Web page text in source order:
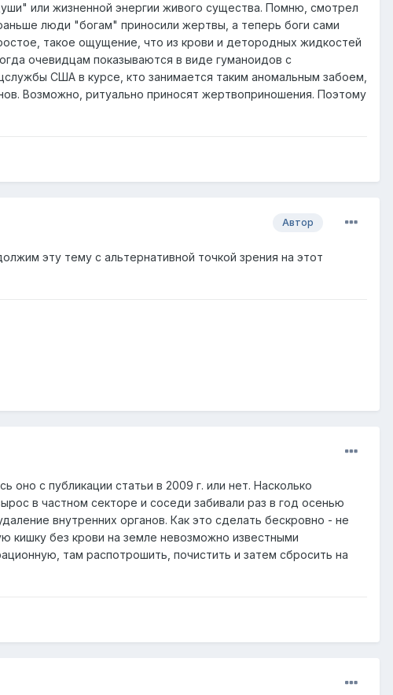
или жизненной энергии живого существа. Помню, смотрел
люди "богам" приносили жертвы, а теперь боги сами
такое ощущение, что из крови и детородных жидкостей
очевидцам показываются в виде гуманоидов с
США в курсе, кто занимается таким аномальным забоем,
Возможно, ритуально приносят жертвоприношения. Поэтому
Автор
эту тему с альтернативной точкой зрения на этот
с публикации статьи в 2009 г. или нет. Насколько
в частном секторе и соседи забивали раз в год осенью
внутренних органов. Как это сделать бескровно - не
кишку без крови на земле невозможно известными
там распотрошить, почистить и затем сбросить на